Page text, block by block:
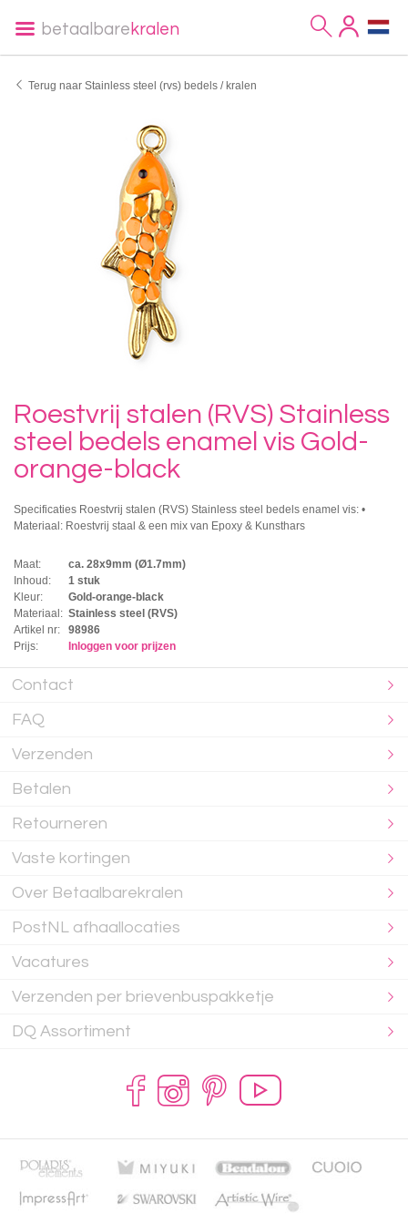
betaalbare kralen
Terug naar Stainless steel (rvs) bedels / kralen
Roestvrij stalen (RVS) Stainless
steel bedels enamel vis Gold-
orange-black
Specificaties Roestvrij stalen (RVS) Stainless steel bedels enamel vis: •
Materiaal: Roestvrij staal & een mix van Epoxy & Kunsthars
Maat:
ca. 28x9mm (Ø1.7mm)
Inhoud:
1 stuk
Kleur:
Gold-orange-black
Materiaal: Stainless steel (RVS)
Artikel nr:
98986
Prijs:
Inloggen voor prijzen
Contact
FAQ
Verzenden
Betalen
Retourneren
Vaste kortingen
Over Betaalbarekralen
PostNL afhaallocaties
Vacatures
Verzenden per brievenbuspakketje
DQ Assortiment